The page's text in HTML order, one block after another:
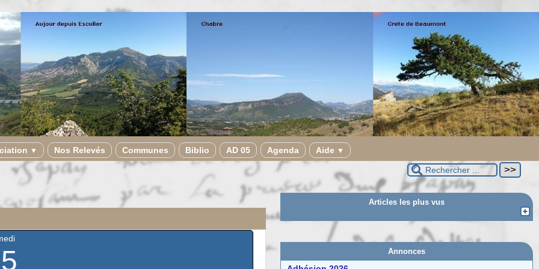
▼ Nos Relevés Communes Biblio AD 05 Agenda Aide ▼
Articles les plus vus
Annonces